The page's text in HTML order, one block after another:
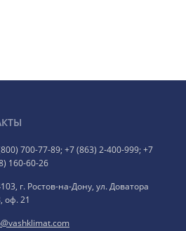
700-77-89; +7 (863) 2-400-999; +7
160-60-26
г. Ростов-на-Дону, ул. Доватора
оф. 21